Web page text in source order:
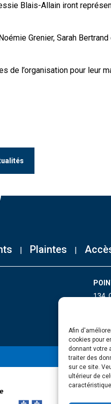
Afin
cookies pour
donnant votre
traiter des
sur ce site.
ultérieur de
Blais-Allain iront
Grenier, Sarah
de l’organisation pour leur
Plaintes
134,